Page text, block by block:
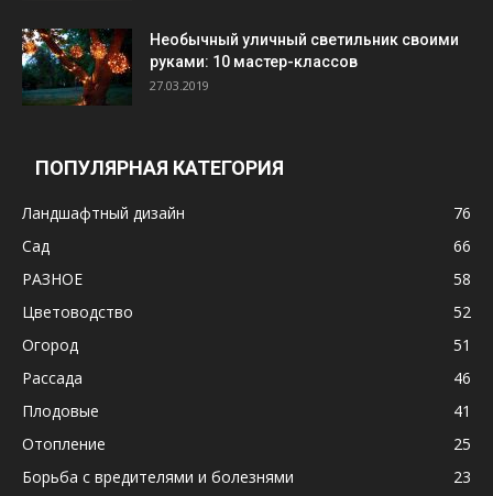
Необычный уличный светильник своими
руками: 10 мастер-классов
27.03.2019
ПОПУЛЯРНАЯ КАТЕГОРИЯ
Ландшафтный дизайн
76
Сад
66
РАЗНОЕ
58
Цветоводство
52
Огород
51
Рассада
46
Плодовые
41
Отопление
25
Борьба с вредителями и болезнями
23